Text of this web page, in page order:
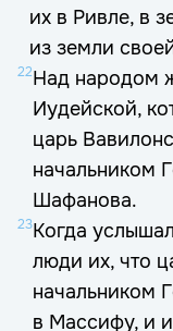
их в Ривле, в
из земли
22Над народом
Иудейской,
царь
начальником
Шафанова.
23Когда
люди их, что
начальником
в Массифу, и